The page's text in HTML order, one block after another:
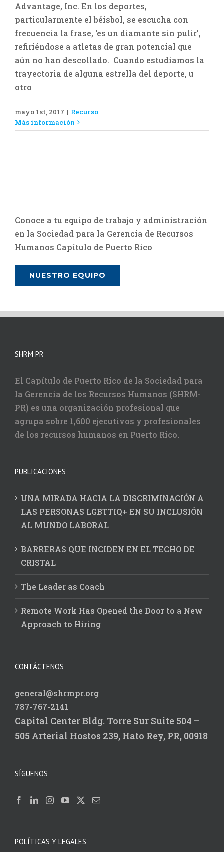
Advantage, Inc. En los deportes,
particularmente el béisbol, se escucha con
frecuencia la frase, ‘es un diamante sin pulir’,
refiriéndose a atletas de gran potencial que
aún no han descollado. Cuando estudiamos la
trayectoria de alguna estrella del deporte, u
otro
mayo 1st, 2017 | Recurso
Más información
Conoce a tu equipo de trabajo y administración
en la Sociedad para la Gerencia de Recursos
Humanos Capítulo de Puerto Rico
NUESTRO EQUIPO
SHRM PR
El Capítulo de Puerto Rico de la Sociedad para
la Gerencia de los Recursos Humanos (SHRM-
PR) es una organización profesional que
agrupa sobre 1,600 ejecutivos y profesionales
de los recursos humanos en Puerto Rico.
PUBLICACIONES
UNA MIRADA HACIA LA DISCRIMINACIÓN A
LAS PERSONAS LGBTTIQ+ EN SU INCLUSIÓN
AL MUNDO LABORAL
BARRERAS QUE INCIDEN EN EL TECHO DE
CRISTAL
The Leader as Coach
Remote Work Has Opened the Door to a New
Approach to Hiring
CONTÁCTENOS
general@shrmpr.org
787-767-2141
Capital Center Bldg. Torre Sur Suite 504 –
505 Arterial Hostos 239, Hato Rey, PR, 00918
SÍGUENOS
POLÍTICAS Y LEGALES